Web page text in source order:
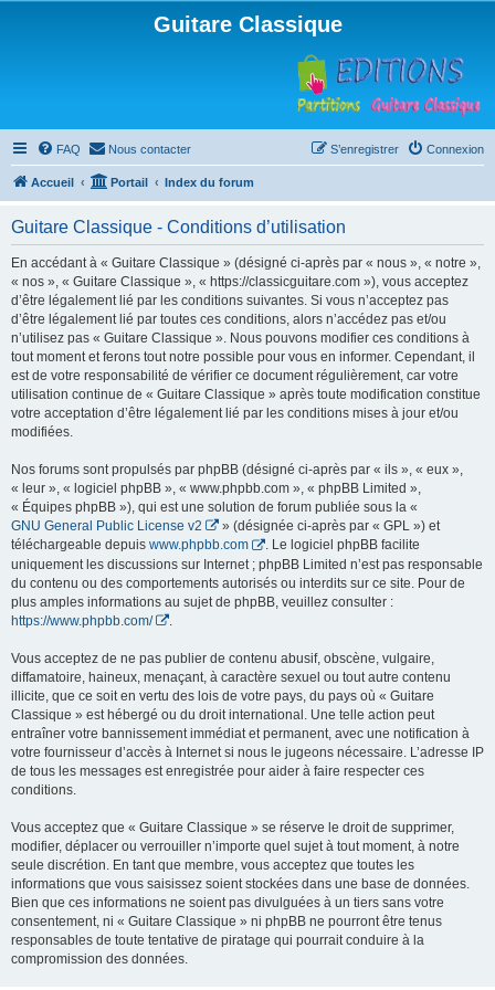
Guitare Classique
FAQ Nous contacter Connexion
S’enregistrer
Accueil Portail Index du forum
Guitare Classique - Conditions d’utilisation
En accédant à « Guitare Classique » (désigné ci-après par « nous », « notre »,
« nos », « Guitare Classique », « https://classicguitare.com »), vous acceptez
d’être légalement lié par les conditions suivantes. Si vous n’acceptez pas
d’être légalement lié par toutes ces conditions, alors n’accédez pas et/ou
n’utilisez pas « Guitare Classique ». Nous pouvons modifier ces conditions à
tout moment et ferons tout notre possible pour vous en informer. Cependant, il
est de votre responsabilité de vérifier ce document régulièrement, car votre
utilisation continue de « Guitare Classique » après toute modification constitue
votre acceptation d’être légalement lié par les conditions mises à jour et/ou
modifiées.
Nos forums sont propulsés par phpBB (désigné ci-après par « ils », « eux »,
« leur », « logiciel phpBB », « www.phpbb.com », « phpBB Limited »,
« Équipes phpBB »), qui est une solution de forum publiée sous la «
GNU General Public License v2
» (désignée ci-après par « GPL ») et
téléchargeable depuis www.phpbb.com
. Le logiciel phpBB facilite
uniquement les discussions sur Internet ; phpBB Limited n’est pas responsable
du contenu ou des comportements autorisés ou interdits sur ce site. Pour de
plus amples informations au sujet de phpBB, veuillez consulter :
https://www.phpbb.com/
Vous acceptez de ne pas publier de contenu abusif, obscène, vulgaire,
diffamatoire, haineux, menaçant, à caractère sexuel ou tout autre contenu
illicite, que ce soit en vertu des lois de votre pays, du pays où « Guitare
Classique » est hébergé ou du droit international. Une telle action peut
entraîner votre bannissement immédiat et permanent, avec une notification à
votre fournisseur d’accès à Internet si nous le jugeons nécessaire. L’adresse IP
de tous les messages est enregistrée pour aider à faire respecter ces
conditions.
Vous acceptez que « Guitare Classique » se réserve le droit de supprimer,
modifier, déplacer ou verrouiller n’importe quel sujet à tout moment, à notre
seule discrétion. En tant que membre, vous acceptez que toutes les
informations que vous saisissez soient stockées dans une base de données.
Bien que ces informations ne soient pas divulguées à un tiers sans votre
consentement, ni « Guitare Classique » ni phpBB ne pourront être tenus
responsables de toute tentative de piratage qui pourrait conduire à la
compromission des données.